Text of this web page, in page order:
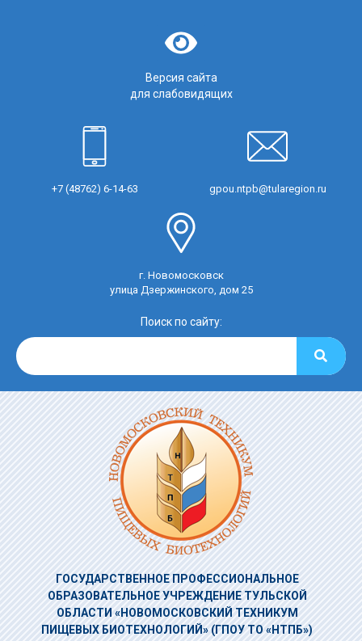
Версия сайта
для слабовидящих
+7 (48762) 6-14-63 gpou.ntpb@tularegion.ru
г. Новомосковск
улица Дзержинского, дом 25
Поиск по сайту:
ГОСУДАРСТВЕННОЕ ПРОФЕССИОНАЛЬНОЕ
ОБРАЗОВАТЕЛЬНОЕ УЧРЕЖДЕНИЕТУЛЬСКОЙ
ОБЛАСТИ «НОВОМОСКОВСКИЙ ТЕХНИКУМ
ПИЩЕВЫХ БИОТЕХНОЛОГИЙ» (ГПОУ ТО «НТПБ»)